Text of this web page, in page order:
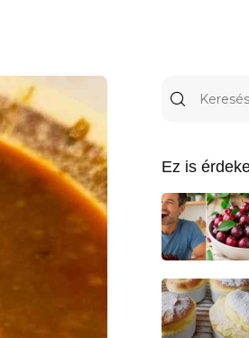
Ez is